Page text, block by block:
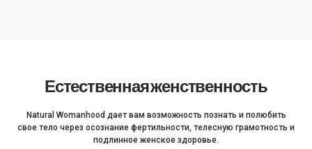
Естественная женственность
Natural Womanhood дает вам возможность познать и полюбить
свое тело через осознание фертильности, телесную грамотность и
подлинное женское здоровье.